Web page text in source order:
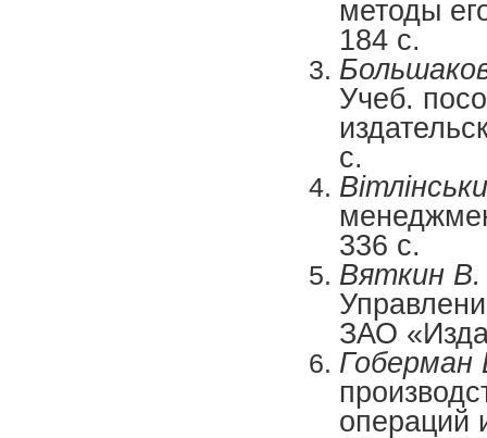
методы
184 с.
Учеб.
с.
336 с.
Вяткин
ЗАО
Гоберман
операций